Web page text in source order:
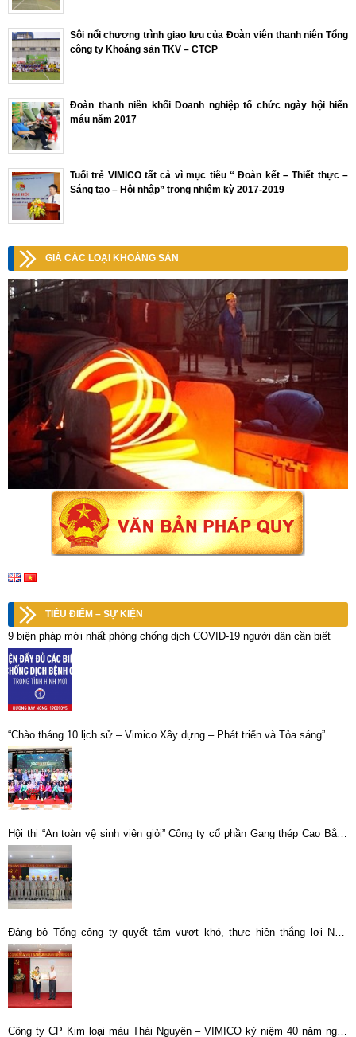
Sôi nổi chương trình giao lưu của Đoàn viên thanh niên Tổng
công ty Khoáng sản TKV – CTCP
Đoàn thanh niên khối Doanh nghiệp tổ chức ngày hội hiến
máu năm 2017
Tuổi trẻ VIMICO tất cả vì mục tiêu “ Đoàn kết – Thiết thực –
Sáng tạo – Hội nhập” trong nhiệm kỳ 2017-2019
GIÁ CÁC LOẠI KHOÁNG SẢN
TIÊU ĐIỂM – SỰ KIỆN
9 biện pháp mới nhất phòng chống dịch COVID-19 người dân cần biết
“Chào tháng 10 lịch sử – Vimico Xây dựng – Phát triển và Tỏa sáng”
Hội thi “An toàn vệ sinh viên giỏi” Công ty cổ phần Gang thép Cao Bằng
lần thứ V, năm 2023 thành công tốt đẹp
Đảng bộ Tổng công ty quyết tâm vượt khó, thực hiện thắng lợi Nghị
quyết Đại hội lần thứ IV
Công ty CP Kim loại màu Thái Nguyên – VIMICO kỷ niệm 40 năm ngày